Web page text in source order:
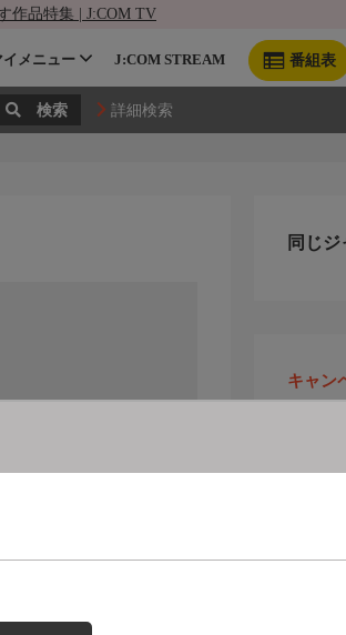
作品特集 | J:COM TV
番組表
イメニュー J:COM STREAM
詳細検索
同じ
キャン